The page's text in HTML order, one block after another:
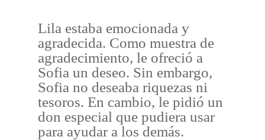
Lila estaba emocionada y
agradecida. Como muestra de
agradecimiento, le ofreció a
Sofia un deseo. Sin embargo,
Sofia no deseaba riquezas ni
tesoros. En cambio, le pidió un
don especial que pudiera usar
para ayudar a los demás.